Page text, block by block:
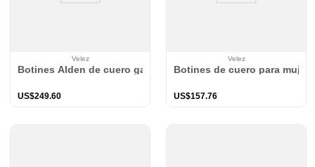
Velez
Botines Alden de cuero gamuzado para mujer apliques
US$249.60
Velez
Botines de cuero para mujer
US$157.76